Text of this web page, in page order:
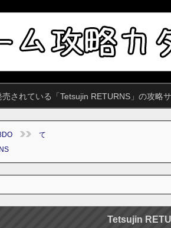
売されている「Tetsujin RETURNS」の攻略
て
Tetsujin